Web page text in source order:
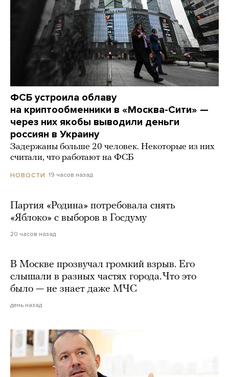
ФСБ устроила облаву
на криптообменники в «Москва-Сити» —
через них якобы выводили деньги
россиян в Украину
Задержаны больше 20 человек. Некоторые из них
считали, что работают на ФСБ
НОВОСТИ 19 часов назад
Партия «Родина» потребовала снять
«Яблоко» с выборов в Госдуму
20 часов назад
В Москве прозвучал громкий взрыв. Его
слышали в разных частях города. Что это
было — не знает даже МЧС
день назад